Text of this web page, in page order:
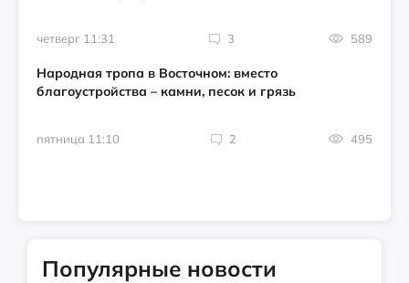
четверг 11:31 3 589
Народная тропа в Восточном: вместо
благоустройства – камни, песок и грязь
пятница 11:10 2 495
Популярные новости